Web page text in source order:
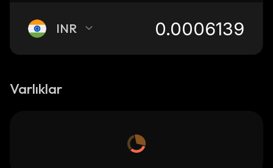
INR
Varlıklar